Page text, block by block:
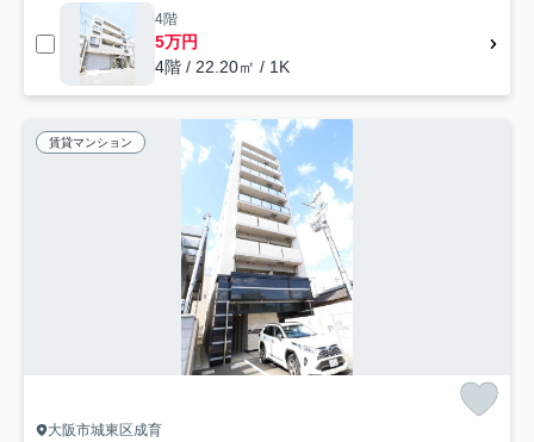
4階
5万円
4階 / 22.20㎡ / 1K
賃貸マンション
大阪市城東区成育